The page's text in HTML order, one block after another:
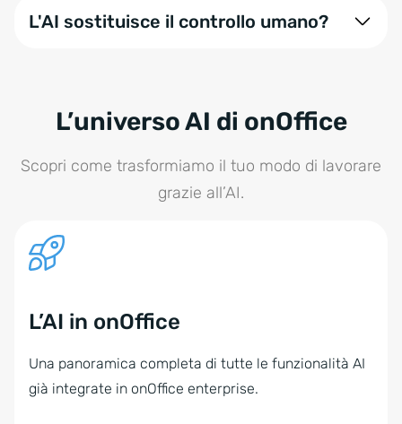
dei permessi dell’utente connesso su onOffice
L'AI sostituisce il controllo umano?
generati.L’universo AI di onOffice
Scopri come trasformiamo il tuo modo di lavorare
grazie all’AI.
L’AI in onOffice
Una panoramica completa di tutte le funzionalità AI
già integrate in onOffice enterprise.